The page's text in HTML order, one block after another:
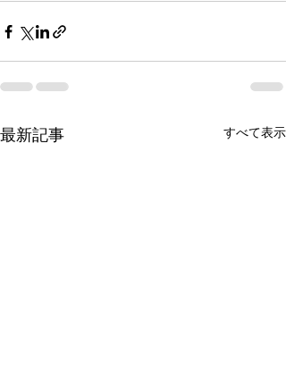
最新記事 すべて表示